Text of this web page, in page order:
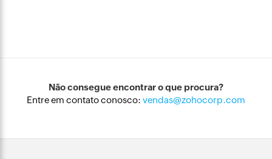
Não consegue encontrar o que procura?
Entre em contato conosco: vendas@zohocorp.com